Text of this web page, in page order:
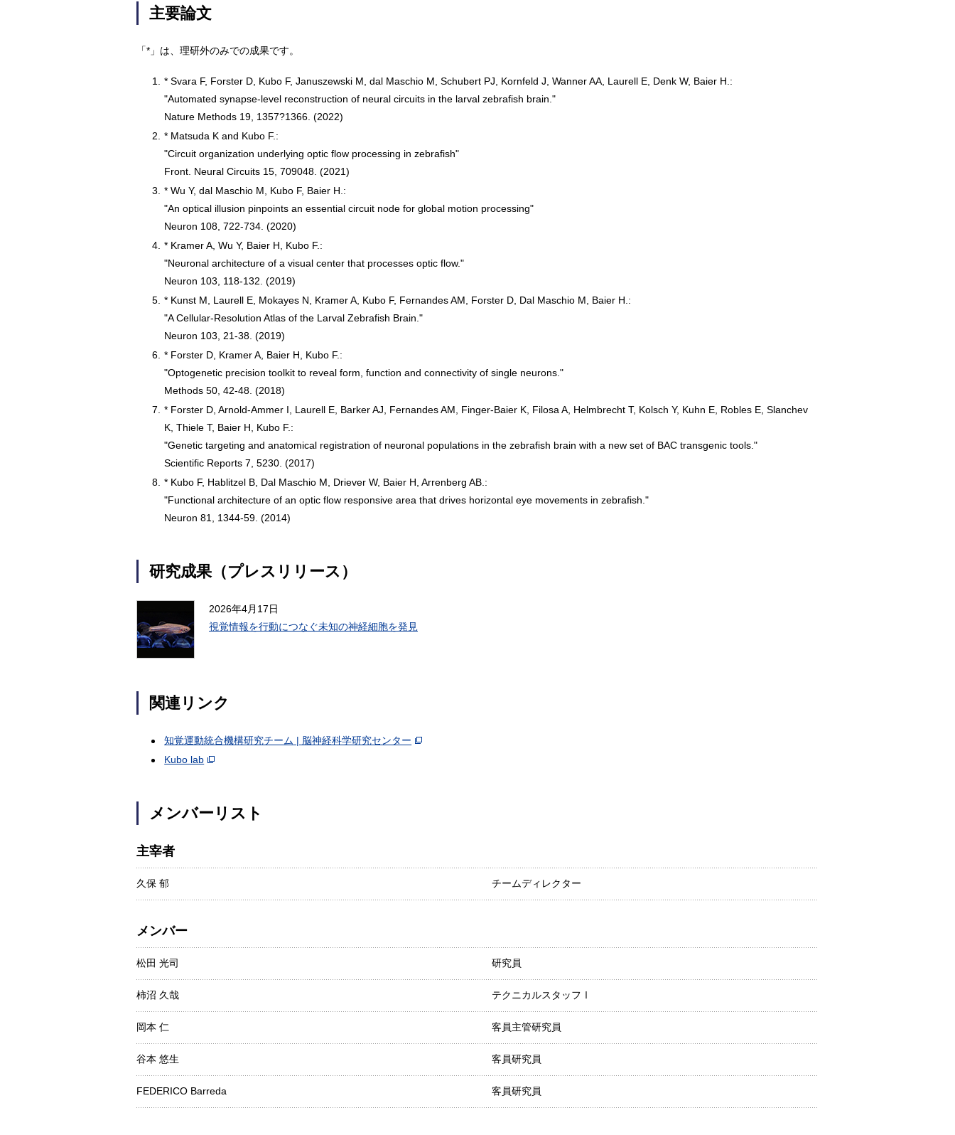
主要論文
「*」は、理研外のみでの成果です。
1.
* Svara F, Forster D, Kubo F, Januszewski M, dal Maschio M, Schubert PJ, Kornfeld J, Wanner AA, Laurell E, Denk W, Baier H.:
"Automated synapse-level reconstruction of neural circuits in the larval zebrafish brain."
Nature Methods 19, 1357?1366. (2022)
2.
* Matsuda K and Kubo F.:
"Circuit organization underlying optic flow processing in zebrafish"
Front. Neural Circuits 15, 709048. (2021)
3.
* Wu Y, dal Maschio M, Kubo F, Baier H.:
"An optical illusion pinpoints an essential circuit node for global motion processing"
Neuron 108, 722-734. (2020)
4. * Kramer A, Wu Y, Baier H, Kubo F.:
"Neuronal architecture of a visual center that processes optic flow."
Neuron 103, 118-132. (2019)
5. * Kunst M, Laurell E, Mokayes N, Kramer A, Kubo F, Fernandes AM, Forster D, Dal Maschio M, Baier H.:
"A Cellular-Resolution Atlas of the Larval Zebrafish Brain."
Neuron 103, 21-38. (2019)
6. * Forster D, Kramer A, Baier H, Kubo F.:
"Optogenetic precision toolkit to reveal form, function and connectivity of single neurons."
Methods 50, 42-48. (2018)
7.
* Forster D, Arnold-Ammer I, Laurell E, Barker AJ, Fernandes AM, Finger-Baier K, Filosa A, Helmbrecht T, Kolsch Y, Kuhn E, Robles E, Slanchev
K, Thiele T, Baier H, Kubo F.:
"Genetic targeting and anatomical registration of neuronal populations in the zebrafish brain with a new set of BAC transgenic tools."
Scientific Reports 7, 5230. (2017)
8. * Kubo F, Hablitzel B, Dal Maschio M, Driever W, Baier H, Arrenberg AB.:
"Functional architecture of an optic flow responsive area that drives horizontal eye movements in zebrafish."
Neuron 81, 1344-59. (2014)
研究成果（プレスリリース）
2026年4月17日
視覚情報を行動につなぐ未知の神経細胞を発見
関連リンク
知覚運動統合機構研究チーム | 脳神経科学研究センター
Kubo lab
メンバーリスト
主宰者
久保 郁 チームディレクター
メンバー
松田 光司 研究員
柿沼 久哉 テクニカルスタッフⅠ
岡本 仁 客員主管研究員
谷本 悠生 客員研究員
FEDERICO Barreda 客員研究員